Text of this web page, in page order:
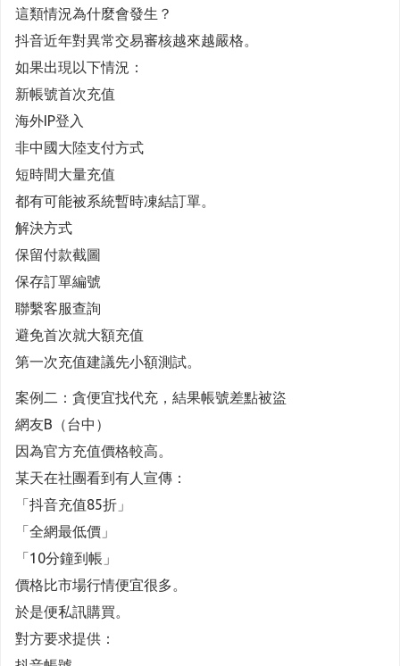
這類情況為什麼會發生？
抖音近年對異常交易審核越來越嚴格。
如果出現以下情況：
新帳號首次充值
海外IP登入
非中國大陸支付方式
短時間大量充值
都有可能被系統暫時凍結訂單。
解決方式
保留付款截圖
保存訂單編號
聯繫客服查詢
避免首次就大額充值
第一次充值建議先小額測試。
案例二：貪便宜找代充，結果帳號差點被盜
網友B（台中）
因為官方充值價格較高。
某天在社團看到有人宣傳：
「抖音充值85折」
「全網最低價」
「10分鐘到帳」
價格比市場行情便宜很多。
於是便私訊購買。
對方要求提供：